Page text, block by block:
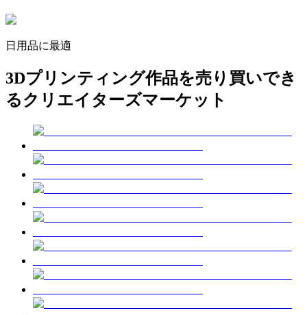
日用品に最適
3Dプリンティング作品を売り買いでき
るクリエイターズマーケット